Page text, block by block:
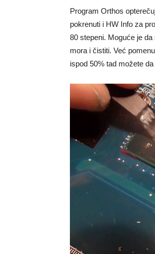
Program Orthos
pokrenuti i HW Info za
80 stepeni. Moguće je
mora i čistiti. Već
ispod 50% tad možete